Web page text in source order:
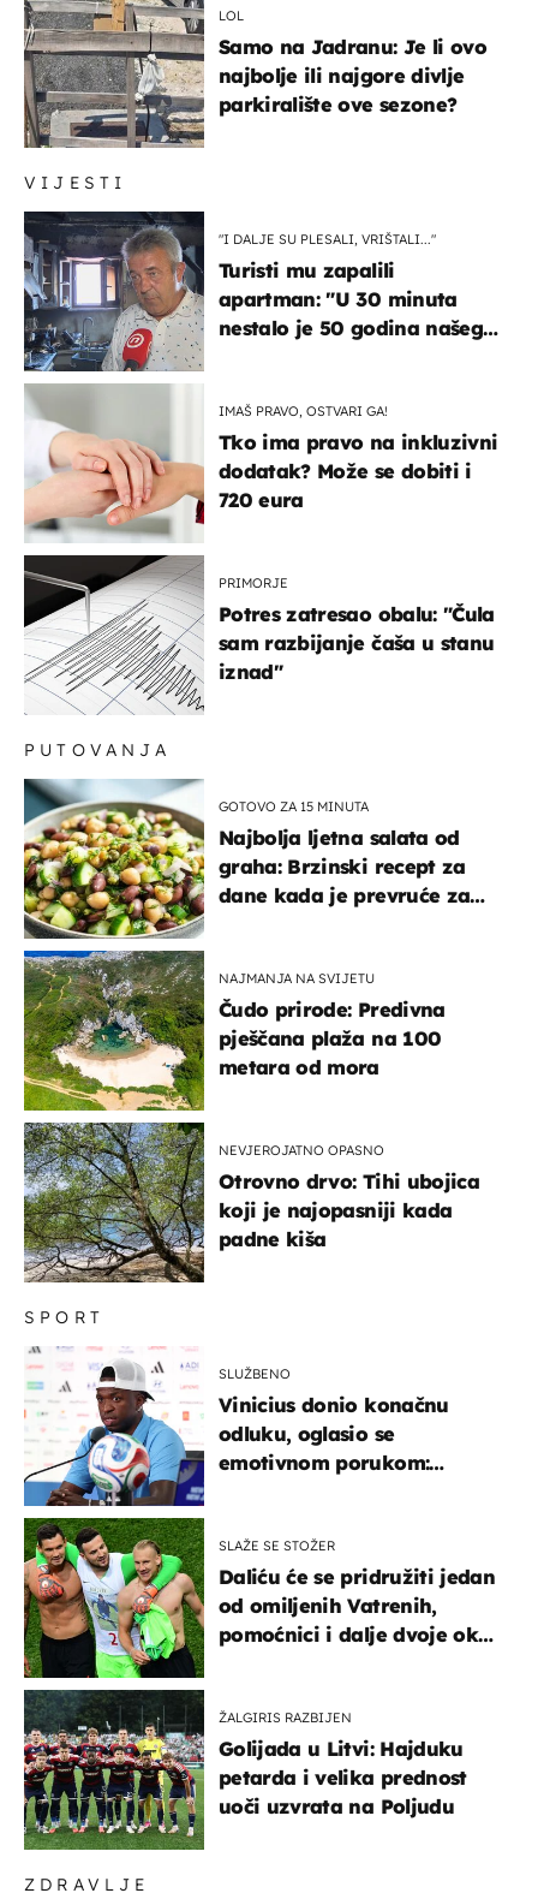
VIJESTI
"I DALJE SU PLESALI, VRIŠTALI..."
Turisti mu zapalili
apartman: "U 30 minuta
nestalo je 50 godina našeg
IMAŠ PRAVO, OSTVARI GA!
Tko ima pravo na inkluzivni
dodatak? Može se dobiti i
720 eura
PRIMORJE
Potres zatresao obalu: "Čula
sam razbijanje čaša u stanu
iznad"
ZDRAVLJE
LOL
Samo na Jadranu: Je li ovo
najbolje ili najgore divlje
parkiralište ove sezone?
SPORT
SLUŽBENO
Vinicius donio konačnu
odluku, oglasio se
emotivnom porukom:
SLAŽE SE STOŽER
Daliću će se pridružiti jedan
od omiljenih Vatrenih,
pomoćnici i dalje dvoje oko
ŽALGIRIS RAZBIJEN
Golijada u Litvi: Hajduku
petarda i velika prednost
uoči uzvrata na Poljudu
PUTOVANJA
GOTOVO ZA 15 MINUTA
Najbolja ljetna salata od
graha: Brzinski recept za
dane kada je prevruće za
NAJMANJA NA SVIJETU
Čudo prirode: Predivna
pješčana plaža na 100
metara od mora
NEVJEROJATNO OPASNO
Otrovno drvo: Tihi ubojica
koji je najopasniji kada
padne kiša